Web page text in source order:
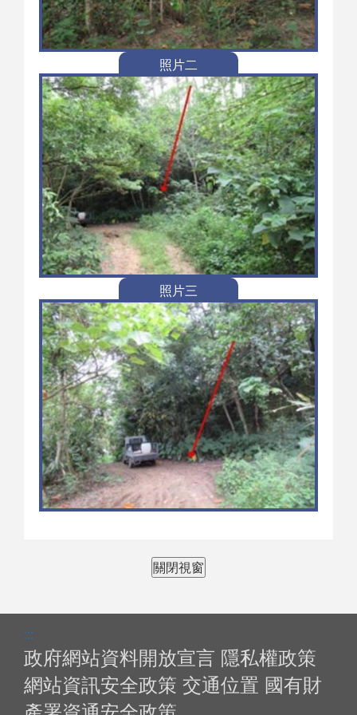
照片二
照片三
關閉視窗
:::
政府網站資料開放宣言 隱私權政策
網站資訊安全政策 交通位置 國有財